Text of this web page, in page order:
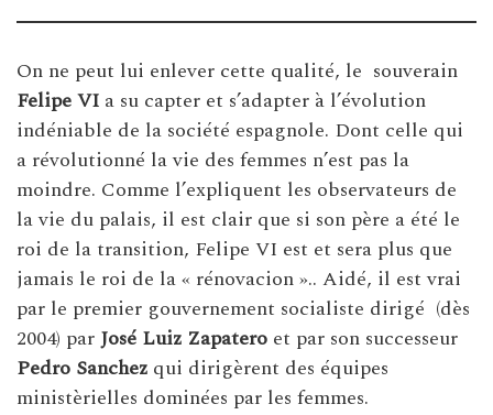
On ne peut lui enlever cette qualité, le souverain
Felipe VI a su capter et s’adapter à l’évolution
indéniable de la société espagnole. Dont celle qui
a révolutionné la vie des femmes n’est pas la
moindre. Comme l’expliquent les observateurs de
la vie du palais, il est clair que si son père a été le
roi de la transition, Felipe VI est et sera plus que
jamais le roi de la « rénovacion ».. Aidé, il est vrai
par le premier gouvernement socialiste dirigé (dès
2004) parJosé Luiz Zapatero et par son successeur
Pedro Sanchez qui dirigèrent des équipes
ministèrielles dominées par les femmes.